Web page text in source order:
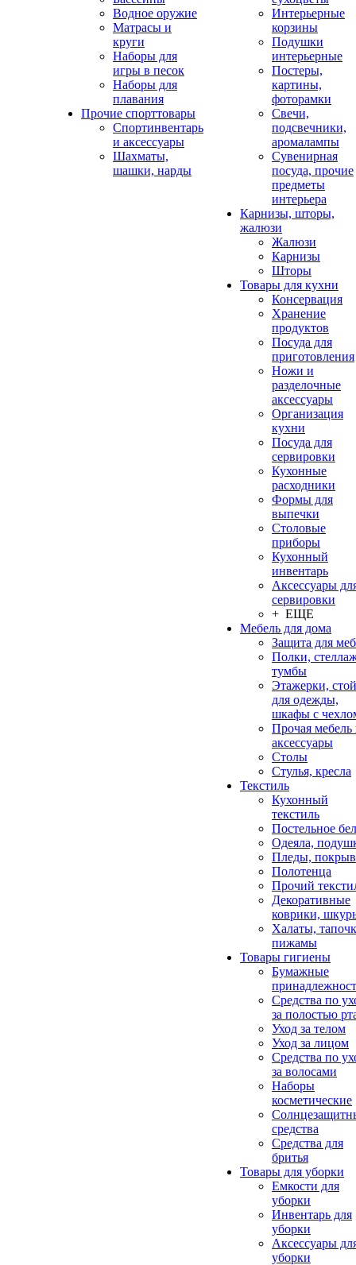
Водное оружие
Матрасы и
круги
Наборы для
игры в песок
Наборы для
плавания
Прочие спорттовары
Спортинвентарь
и аксессуары
Шахматы,
шашки, нарды
Интерьерные
корзины
Подушки
интерьерные
Постеры,
картины,
фоторамки
Свечи,
подсвечники,
аромалампы
Сувенирная
посуда, прочие
предметы
интерьера
Карнизы, шторы,
жалюзи
Жалюзи
Карнизы
Шторы
Товары для кухни
Консервация
Хранение
продуктов
Посуда для
приготовления
Ножи и
разделочные
аксессуары
Организация
кухни
Посуда для
сервировки
Кухонные
расходники
Формы для
выпечки
Столовые
приборы
Кухонный
инвентарь
Аксессуары
сервировки
+ ЕЩЕ
Мебель для дома
Защита для
Полки,
тумбы
Этажерки,
для одежды,
шкафы с
Прочая мебель
аксессуары
Столы
Стулья, кресла
Текстиль
Кухонный
текстиль
Постельное
Одеяла,
Пледы,
Полотенца
Прочий
Декоративные
коврики,
Халаты,
пижамы
Товары гигиены
Бумажные
Средства по
за полостью
Уход за телом
Уход за лицом
Средства по
за волосами
Наборы
косметические
средства
Средства для
бритья
Товары для уборки
Емкости для
уборки
Инвентарь для
уборки
Аксессуары
уборки